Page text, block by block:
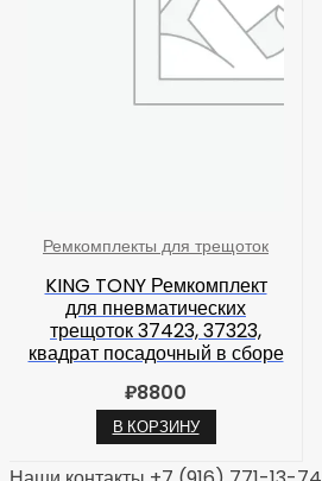
Ремкомплекты для трещоток
KING TONY Ремкомплект
для пневматических
трещоток 37423, 37323,
квадрат посадочный в сборе
₽8800
В КОРЗИНУ